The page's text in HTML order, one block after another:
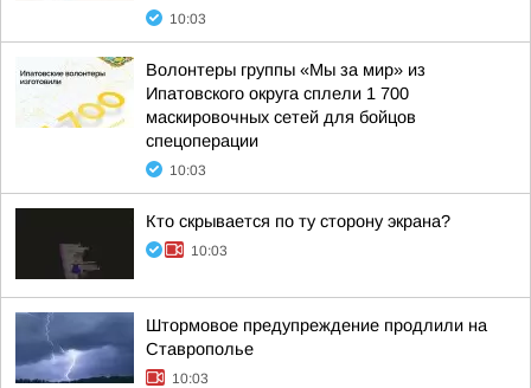
10:03
Волонтеры группы «Мы за мир» из
Ипатовского округа сплели 1 700
маскировочных сетей для бойцов
спецоперации
10:03
Кто скрывается по ту сторону экрана?
10:03
Штормовое предупреждение продлили на
Ставрополье
10:03